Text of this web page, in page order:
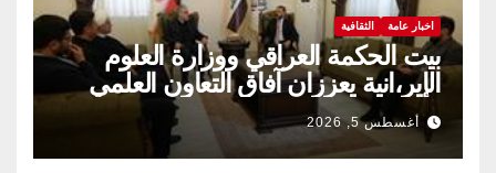
اخبار عامة الثقافية
بيت الحكمة العراقي ووزارة العلوم
الإير،انية يعززان آفاق التعاون العلمي
والثقافي.
أغسطس 5, 2026